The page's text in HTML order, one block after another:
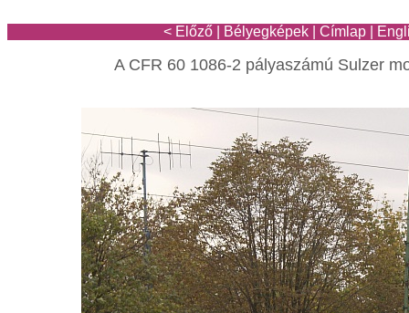
< Előző Bélyegképek Címlap
A CFR 60 1086-2 pályaszámú Sulzer